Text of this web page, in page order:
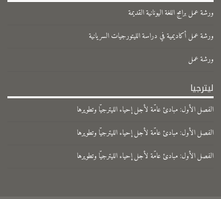
ورشة عمل برامج اللغة اليونانية القديمة
ورشة عمل أكاديمية في دراسة الليتورجيات السريانية
ورشة عمل
ليترجيا
الفصل الأول: مبادئ عامّة لأجل إحياء الليترجيّا وتطويرها
الفصل الأول: مبادئ عامّة لأجل إحياء الليترجيّا وتطويرها
الفصل الأول: مبادئ عامّة لأجل إحياء الليترجيّا وتطويرها